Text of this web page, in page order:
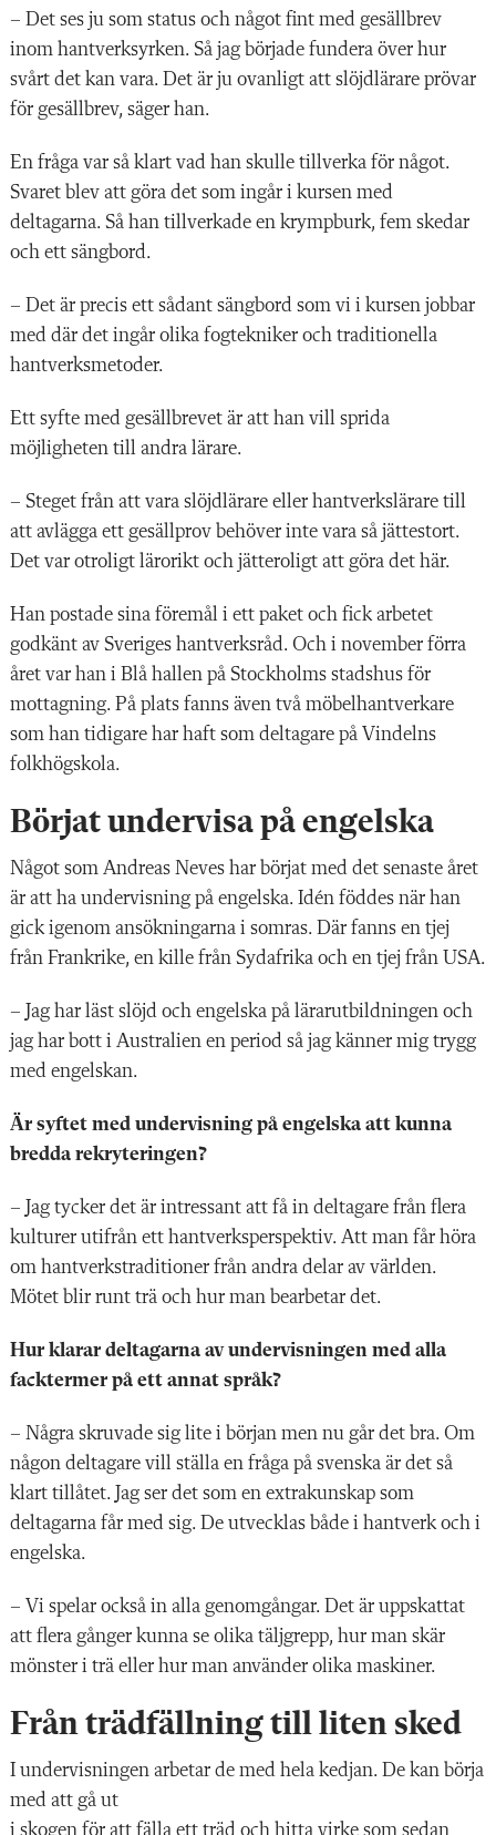
– Det ses ju som status och något fint med gesällbrev
inom hantverksyrken. Så jag började fundera över hur
svårt det kan vara. Det är ju ovanligt att slöjdlärare prövar
för gesällbrev, säger han.
En fråga var så klart vad han skulle tillverka för något.
Svaret blev att göra det som ingår i kursen med
deltagarna. Så han tillverkade en krympburk, fem skedar
och ett sängbord.
– Det är precis ett sådant sängbord som vi i kursen jobbar
med där det ingår olika fogtekniker och traditionella
hantverks­metoder.
Ett syfte med gesällbrevet är att han vill sprida
möjligheten till andra lärare.
– Steget från att vara slöjdlärare eller hantverkslärare till
att avlägga ett gesällprov behöver inte vara så jättestort.
Det var otroligt lärorikt och jätteroligt att göra det här.
Han postade sina föremål i ett paket och fick arbetet
godkänt av Sveriges hantverksråd. Och i november förra
året var han i Blå hallen på Stockholms stadshus för
mottagning. På plats fanns även två möbelhantverkare
som han tidigare har haft som deltagare på Vindelns
folkhögskola.
Börjat undervisa på engelska
Något som Andreas Neves har börjat med det senaste året
är att ha undervisning på engelska. Idén föddes när han
gick igenom ansökningarna i somras. Där fanns en tjej
från Frankrike, en kille från Sydafrika och en tjej från USA.
– Jag har läst slöjd och engelska på lärarutbildningen och
jag har bott i Australien en per­iod så jag känner mig trygg
med engelskan.
Är syftet med undervisning på engelska att kunna
bredda rekryteringen?
– Jag tycker det är intressant att få in deltagare från flera
kulturer utifrån ett hantverksperspektiv. Att man får höra
om hantverkstraditioner från andra delar av världen.
Mötet blir runt trä och hur man bearbetar det.
Hur klarar deltagarna av undervisningen med alla
facktermer på ett annat språk?
– Några skruvade sig lite i början men nu går det bra. Om
någon deltagare vill ställa en fråga på svenska är det så
klart tillåtet. Jag ser det som en extrakunskap som
deltagarna får med sig. De utvecklas både i hantverk och i
engelska.
– Vi spelar också in alla genomgångar. Det är uppskattat
att flera gånger kunna se olika täljgrepp, hur man skär
mönster i trä eller hur man använder olika maskiner.
Från trädfällning till liten sked
I undervisningen arbetar de med hela kedjan. De kan börja
med att gå ut
i skogen för att fälla ett träd och hitta virke som sedan